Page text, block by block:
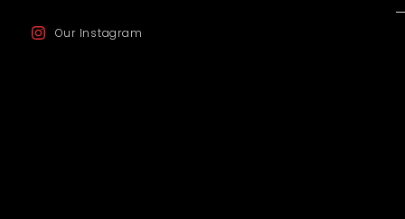
Our Instagram